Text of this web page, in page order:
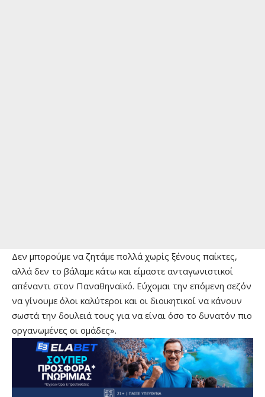
Δεν μπορούμε να ζητάμε πολλά χωρίς ξένους παίκτες,
αλλά δεν το βάλαμε κάτω και είμαστε ανταγωνιστικοί
απέναντι στον Παναθηναϊκό. Εύχομαι την επόμενη σεζόν
να γίνουμε όλοι καλύτεροι και οι διοικητικοί να κάνουν
σωστά την δουλειά τους για να είναι όσο το δυνατόν πιο
οργανωμένες οι ομάδες».